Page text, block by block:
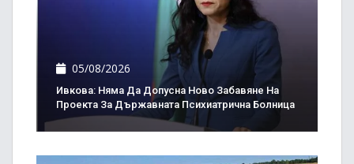
05/08/2026
Ивкова: Няма Да Допусна Ново Забавяне На
Проекта За Държавната Психиатрична Болница